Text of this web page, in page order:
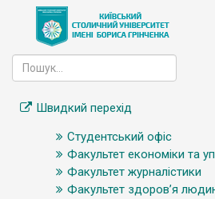
Швидкий перехід
Студентський офіс
Факультет економіки та
Факультет журналістики
Факультет здоров’я